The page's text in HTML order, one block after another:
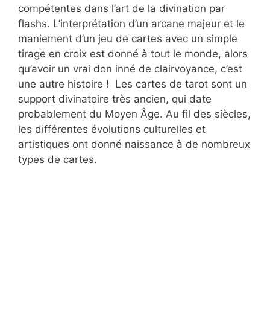
compétentes dans l’art de la divination par
flashs. L’interprétation d’un arcane majeur et le
maniement d’un jeu de cartes avec un simple
tirage en croix est donné à tout le monde, alors
qu’avoir un vrai don inné de clairvoyance, c’est
une autre histoire ! Les cartes de tarot sont un
support divinatoire très ancien, qui date
probablement du Moyen Âge. Au fil des siècles,
les différentes évolutions culturelles et
artistiques ont donné naissance à de nombreux
types de cartes.